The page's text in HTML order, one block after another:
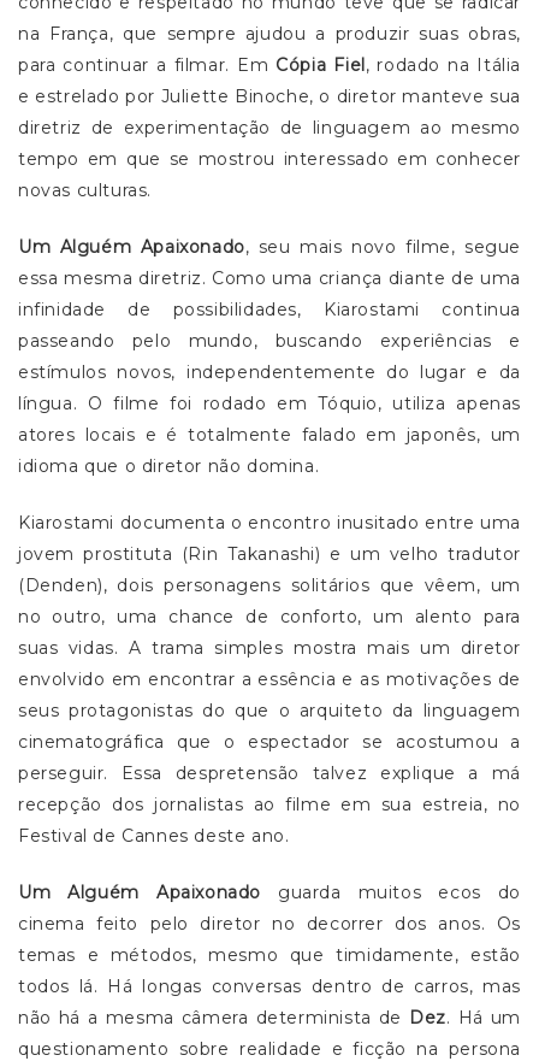
na França, que sempre ajudou a produzir suas obras,
para continuar a filmar. Em Cópia Fiel, rodado na Itália
e estrelado por Juliette Binoche, o diretor manteve sua
diretriz de experimentação de linguagem ao mesmo
tempo em que se mostrou interessado em conhecer
novas culturas.
Um Alguém Apaixonado, seu mais novo filme, segue
essa mesma diretriz. Como uma criança diante de uma
infinidade de possibilidades, Kiarostami continua
passeando pelo mundo, buscando experiências e
estímulos novos, independentemente do lugar e da
língua. O filme foi rodado em Tóquio, utiliza apenas
atores locais e é totalmente falado em japonês, um
idioma que o diretor não domina.
Kiarostami documenta o encontro inusitado entre uma
jovem prostituta (Rin Takanashi) e um velho tradutor
(Denden), dois personagens solitários que vêem, um
no outro, uma chance de conforto, um alento para
suas vidas. A trama simples mostra mais um diretor
envolvido em encontrar a essência e as motivações de
seus protagonistas do que o arquiteto da linguagem
cinematográfica que o espectador se acostumou a
perseguir. Essa despretensão talvez explique a má
recepção dos jornalistas ao filme em sua estreia, no
Festival de Cannes deste ano.
Um Alguém Apaixonado guarda muitos ecos do
cinema feito pelo diretor no decorrer dos anos. Os
temas e métodos, mesmo que timidamente, estão
todos lá. Há longas conversas dentro de carros, mas
não há a mesma câmera determinista de Dez. Há um
questionamento sobre realidade e ficção na persona